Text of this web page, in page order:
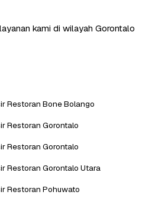
kami di wilayah Gorontalo
Restoran Bone Bolango
Restoran Gorontalo
Restoran Gorontalo
Restoran Gorontalo Utara
Restoran Pohuwato